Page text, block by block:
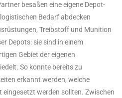
besaßen eine eigene Depot-
Bedarf abdecken
Treibstoff und Munition
Depots: sie sind in einem
Gebiet der eigenen
So konnte bereits zu
erkannt werden, welche
werden sollten. Zwischen